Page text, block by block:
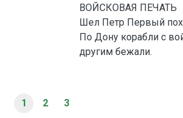
ВОЙСКОВАЯ ПЕЧАТЬ
Шел Петр Первый
По Дону корабли с
другим бежали.
1 2 3